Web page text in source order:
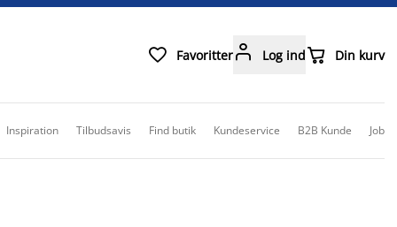
 Favoritter Log ind Din kurv
Inspiration Tilbudsavis Find butik Kundeservice B2B Kunde Job